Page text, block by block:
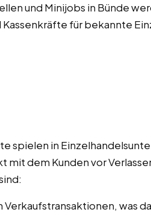
und Minijobs in Bünde
für bekannte
spielen in
dem Kunden vor
was